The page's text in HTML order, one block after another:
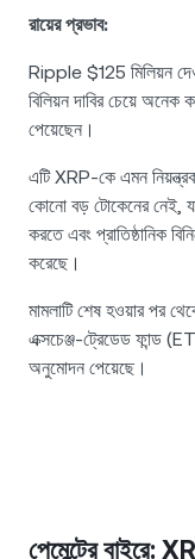
রায়ের প্রভাব:
Ripple $125 মিলিয়ন
বিলিয়ন দাবির চেয়ে অনেক
পেয়েছেন।
এটি XRP-কে এমন
কোনো বড় টোকেনের নেই,
করতে এবং প্রাতিষ্ঠানিক
করেছে।
মামলাটি শেষ হওয়ার পর
এক্সচেঞ্জ-ট্রেডেড ফান্ড
অনুমোদন পেয়েছে।
পেমেন্টের বাইরে: